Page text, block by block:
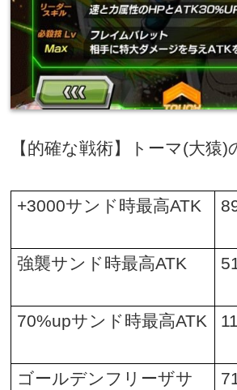
【的確な戦術】トーマ(大猿)
+3000サンド時最高ATK
強襲サンド時最高ATK
70%upサンド時最高ATK
ゴールデンフリーザサ